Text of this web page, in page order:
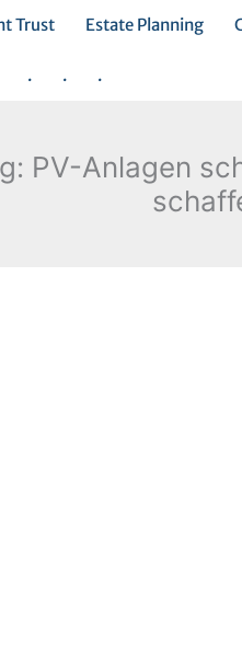
Trust Estate Planning
. . .
PV-Anlagen